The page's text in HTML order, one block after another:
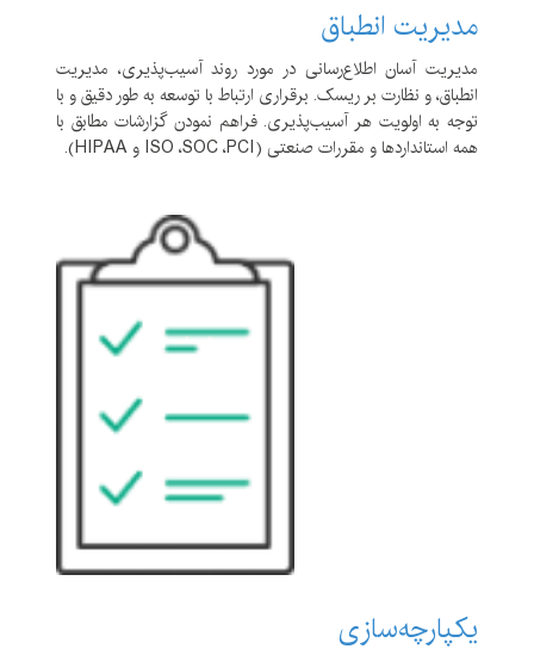
مدیریت انطباق
مدیریت آسان اطلاع‌رسانی در مورد روند آسیب‌پذیری، مدیریت
انطباق، و نظارت بر ریسک. برقراری ارتباط با توسعه به طور دقیق و با
توجه به اولویت هر آسیب‌پذیری. فراهم نمودن گزارشات مطابق با
همه استانداردها و مقررات صنعتی (ISO ،SOC ،PCI و HIPAA).
یکپارچه‌سازی